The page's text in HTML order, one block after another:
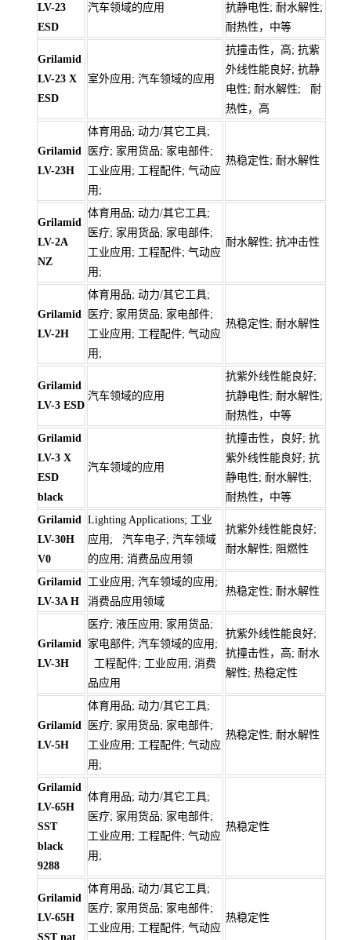
LV-23
ESD
汽车领域的应用
抗静电性; 耐水解性;
耐热性，中等
Grilamid
LV-23 X
ESD
室外应用; 汽车领域的应用
抗撞击性，高; 抗紫
外线性能良好; 抗静
电性; 耐水解性; 耐
热性，高
Grilamid
LV-23H
体育用品; 动力/其它工具;
医疗; 家用货品; 家电部件;
工业应用; 工程配件; 气动应
用;
热稳定性; 耐水解性
Grilamid
LV-2A
NZ
体育用品; 动力/其它工具;
医疗; 家用货品; 家电部件;
工业应用; 工程配件; 气动应
用;
耐水解性; 抗冲击性
Grilamid
LV-2H
体育用品; 动力/其它工具;
医疗; 家用货品; 家电部件;
工业应用; 工程配件; 气动应
用;
热稳定性; 耐水解性
Grilamid
LV-3 ESD
汽车领域的应用
抗紫外线性能良好;
抗静电性; 耐水解性;
耐热性，中等
Grilamid
LV-3 X
ESD
black
汽车领域的应用
抗撞击性，良好; 抗
紫外线性能良好; 抗
静电性; 耐水解性;
耐热性，中等
Grilamid
LV-30H
V0
Lighting Applications; 工业
应用; 汽车电子; 汽车领域
的应用; 消费品应用领
抗紫外线性能良好;
耐水解性; 阻燃性
Grilamid
LV-3A H
工业应用; 汽车领域的应用;
消费品应用领域
热稳定性; 耐水解性
Grilamid
LV-3H
医疗; 液压应用; 家用货品;
家电部件; 汽车领域的应用;
工程配件; 工业应用; 消费
品应用
抗紫外线性能良好;
抗撞击性，高; 耐水
解性; 热稳定性
Grilamid
LV-5H
体育用品; 动力/其它工具;
医疗; 家用货品; 家电部件;
工业应用; 工程配件; 气动应
用;
热稳定性; 耐水解性
Grilamid
LV-65H
SST
black
9288
体育用品; 动力/其它工具;
医疗; 家用货品; 家电部件;
工业应用; 工程配件; 气动应
用;
热稳定性
Grilamid
LV-65H
SST nat
体育用品; 动力/其它工具;
医疗; 家用货品; 家电部件;
工业应用; 工程配件; 气动应
热稳定性